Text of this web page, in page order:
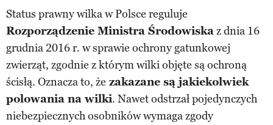
Status prawny wilka w Polsce reguluje
Rozporządzenie Ministra Środowiskaz dnia 16
grudnia 2016 r. w sprawie ochrony gatunkowej
zwierząt, zgodnie z którym wilki objęte są ochroną
ścisłą. Oznacza to, że zakazane są jakiekolwiek
polowania na wilki. Nawet odstrzał pojedynczych
niebezpiecznych osobników wymaga zgody